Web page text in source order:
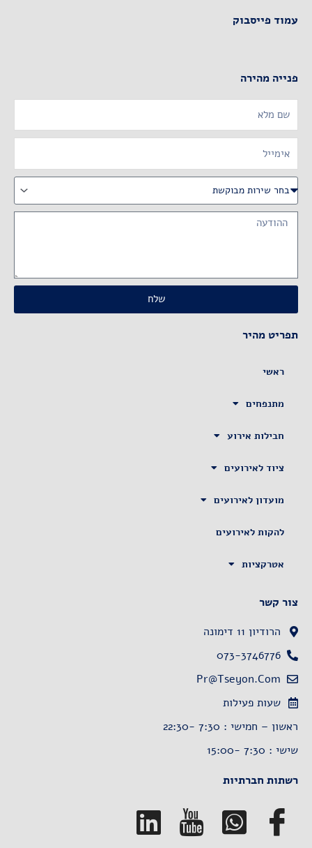
צור קשר
הרודיון 11 דימונה
073-3746776
Pr@tseyon.com
שעות פעילות
ראשון – חמישי : 7:30 -22:30
שישי : 7:30 -15:00
רשתות חברתיות
תפריט מהיר
ראשי
מתנפחים
חבילות אירוע
ציוד לאירועים
מועדון לאירועים
להקות לאירועים
אטרקציות
פנייה מהירה
שירות
Message
שלח
עמוד פייסבוק